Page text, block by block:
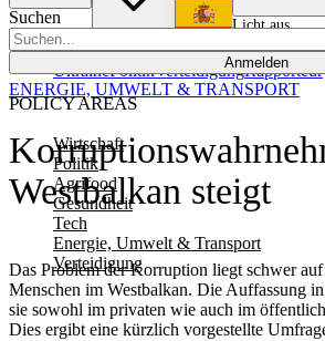
Suchen
Anmelden
POLICY AREAS
Wirtschaft
Politik
Agrifood
Gesundheit
Tech
Energie, Umwelt & Transport
Verteidigung
UkrainePolitikVerteidigungRapporteur
Licht aus
Westbalkan steigt
Das Problem der Korruption liegt schwer
Menschen im Westbalkan. Die Auffassung
sie sowohl im privaten wie auch im
Dies ergibt eine kürzlich vorgestellte
ENERGIE, UMWELT & TRANSPORT